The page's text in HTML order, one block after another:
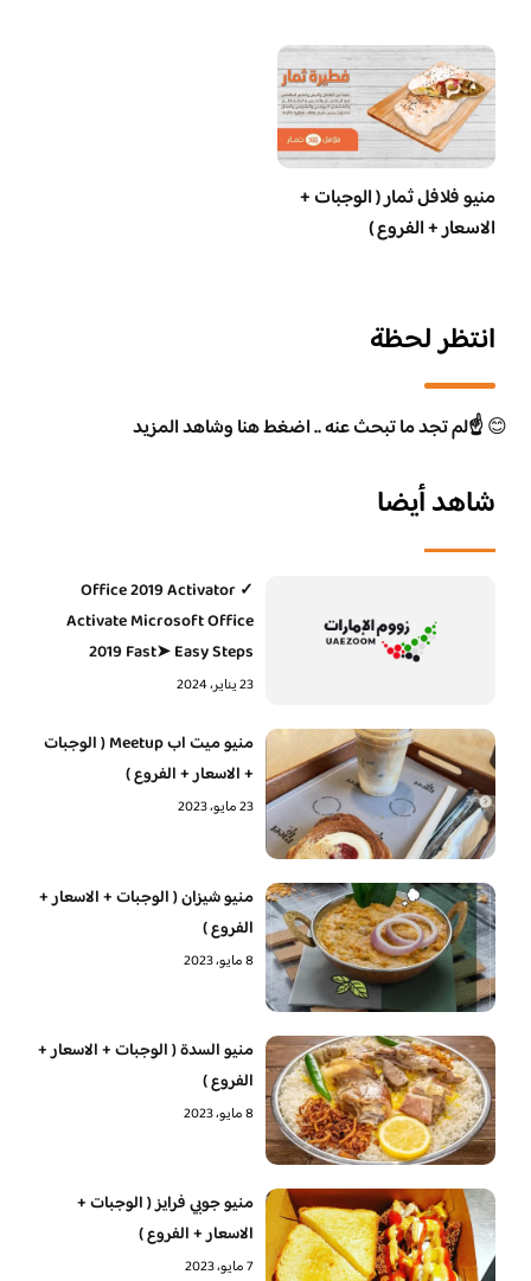
منيو فلافل ثمار ( الوجبات +
الاسعار + الفروع )
انتظر لحظة
😊☝️لم تجد ما تبحث عنه .. اضغط هنا وشاهد المزيد
شاهد أيضا
Office 2019 Activator ✓
Activate Microsoft Office
2019 Fast➤ Easy Steps
23 يناير، 2024
منيو ميت اب Meetup ( الوجبات
+ الاسعار + الفروع )
23 مايو، 2023
منيو شيزان ( الوجبات + الاسعار +
الفروع )
8 مايو، 2023
منيو السدة ( الوجبات + الاسعار +
الفروع )
8 مايو، 2023
منيو جوبي فرايز ( الوجبات +
الاسعار + الفروع )
7 مايو، 2023